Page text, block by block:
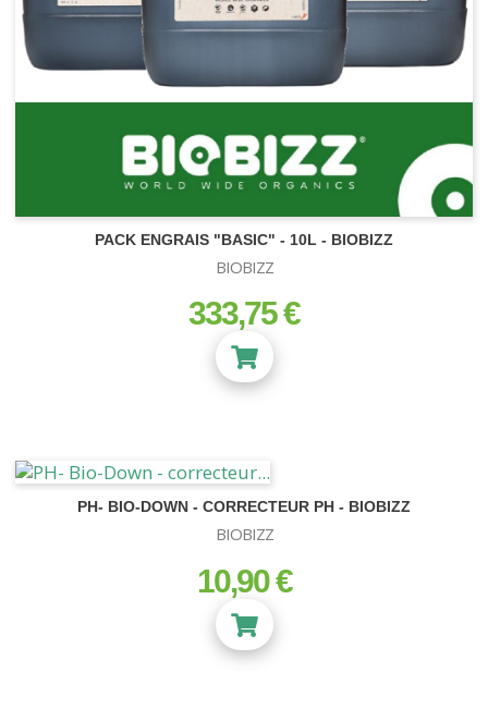
PACK ENGRAIS "BASIC" - 10L - BIOBIZZ
BIOBIZZ
prix
333,75 €
PH- BIO-DOWN - CORRECTEUR PH - BIOBIZZ
BIOBIZZ
prix
10,90 €